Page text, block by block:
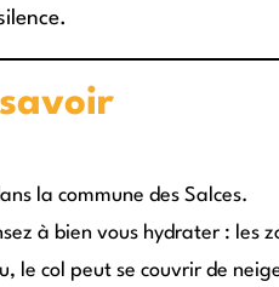
la commune des Salces.
à bien vous hydrater : les
le col peut se couvrir de